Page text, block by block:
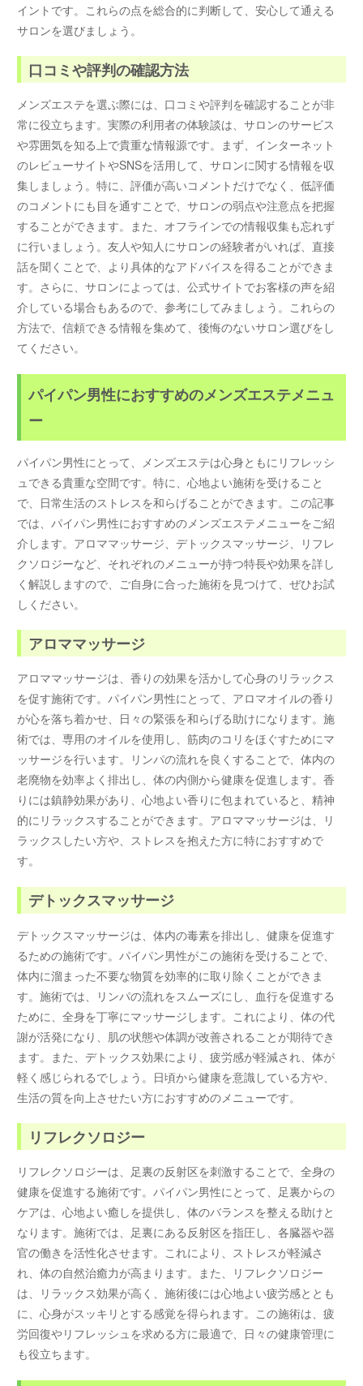
イントです。これらの点を総合的に判断して、安心して通える
サロンを選びましょう。
口コミや評判の確認方法
メンズエステを選ぶ際には、口コミや評判を確認することが非
常に役立ちます。実際の利用者の体験談は、サロンのサービス
や雰囲気を知る上で貴重な情報源です。まず、インターネット
のレビューサイトやSNSを活用して、サロンに関する情報を収
集しましょう。特に、評価が高いコメントだけでなく、低評価
のコメントにも目を通すことで、サロンの弱点や注意点を把握
することができます。また、オフラインでの情報収集も忘れず
に行いましょう。友人や知人にサロンの経験者がいれば、直接
話を聞くことで、より具体的なアドバイスを得ることができま
す。さらに、サロンによっては、公式サイトでお客様の声を紹
介している場合もあるので、参考にしてみましょう。これらの
方法で、信頼できる情報を集めて、後悔のないサロン選びをし
てください。
パイパン男性におすすめのメンズエステメニュ
ー
パイパン男性にとって、メンズエステは心身ともにリフレッシ
ュできる貴重な空間です。特に、心地よい施術を受けること
で、日常生活のストレスを和らげることができます。この記事
では、パイパン男性におすすめのメンズエステメニューをご紹
介します。アロママッサージ、デトックスマッサージ、リフレ
クソロジーなど、それぞれのメニューが持つ特長や効果を詳し
く解説しますので、ご自身に合った施術を見つけて、ぜひお試
しください。
アロママッサージ
アロママッサージは、香りの効果を活かして心身のリラックス
を促す施術です。パイパン男性にとって、アロマオイルの香り
が心を落ち着かせ、日々の緊張を和らげる助けになります。施
術では、専用のオイルを使用し、筋肉のコリをほぐすためにマ
ッサージを行います。リンパの流れを良くすることで、体内の
老廃物を効率よく排出し、体の内側から健康を促進します。香
りには鎮静効果があり、心地よい香りに包まれていると、精神
的にリラックスすることができます。アロママッサージは、リ
ラックスしたい方や、ストレスを抱えた方に特におすすめで
す。
デトックスマッサージ
デトックスマッサージは、体内の毒素を排出し、健康を促進す
るための施術です。パイパン男性がこの施術を受けることで、
体内に溜まった不要な物質を効率的に取り除くことができま
す。施術では、リンパの流れをスムーズにし、血行を促進する
ために、全身を丁寧にマッサージします。これにより、体の代
謝が活発になり、肌の状態や体調が改善されることが期待でき
ます。また、デトックス効果により、疲労感が軽減され、体が
軽く感じられるでしょう。日頃から健康を意識している方や、
生活の質を向上させたい方におすすめのメニューです。
リフレクソロジー
リフレクソロジーは、足裏の反射区を刺激することで、全身の
健康を促進する施術です。パイパン男性にとって、足裏からの
ケアは、心地よい癒しを提供し、体のバランスを整える助けと
なります。施術では、足裏にある反射区を指圧し、各臓器や器
官の働きを活性化させます。これにより、ストレスが軽減さ
れ、体の自然治癒力が高まります。また、リフレクソロジー
は、リラックス効果が高く、施術後には心地よい疲労感ととも
に、心身がスッキリとする感覚を得られます。この施術は、疲
労回復やリフレッシュを求める方に最適で、日々の健康管理に
も役立ちます。